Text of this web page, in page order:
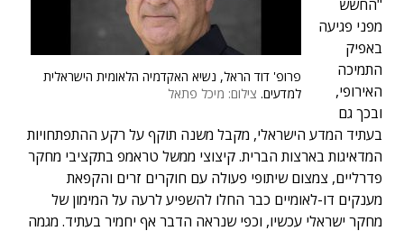
פרופ' דוד הראל, נשיא האקדמיה הלאומית הישראלית
למדעים. צילום: מיכל פתאל
"החשש
מפני פגיעה
באפיק
התמיכה
האירופי,
ובכך גם
בעתיד המדע הישראלי, מקבל משנה תוקף על רקע ההתפתחויות
המדאיגות בארצות הברית. קיצוצי ממשל טראמפ בתקציבי מחקר
פדרליים, צמצום שיתופי פעולה עם חוקרים זרים והקפאת
מענקים דו-לאומיים כבר החלו להשפיע לרעה על המימון של
מחקר ישראלי עכשיו, וכפי שנראה הדבר אף יחמיר בעתיד. מגמה